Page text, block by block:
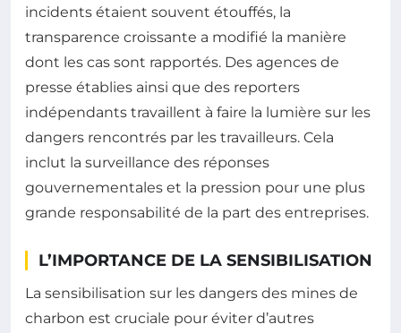
incidents étaient souvent étouffés, la
transparence croissante a modifié la manière
dont les cas sont rapportés. Des agences de
presse établies ainsi que des reporters
indépendants travaillent à faire la lumière sur les
dangers rencontrés par les travailleurs. Cela
inclut la surveillance des réponses
gouvernementales et la pression pour une plus
grande responsabilité de la part des entreprises.
L’IMPORTANCE DE LA SENSIBILISATION
La sensibilisation sur les dangers des mines de
charbon est cruciale pour éviter d’autres